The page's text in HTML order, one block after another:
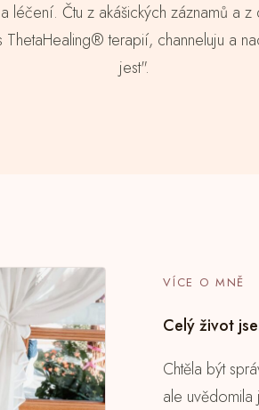
léčení. Čtu z akášických záznamů a
ThetaHealing® terapií, channeluju a
jest".
VÍCE O MNĚ
Celý život
Chtěla být
ale